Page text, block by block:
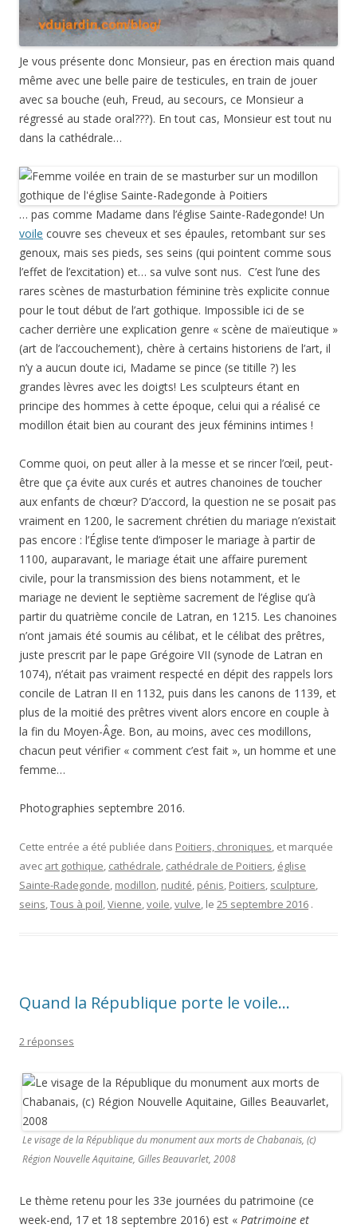
Je vous présente donc Monsieur, pas en érection mais quand
même avec une belle paire de testicules, en train de jouer
avec sa bouche (euh, Freud, au secours, ce Monsieur a
régressé au stade oral???). En tout cas, Monsieur est tout nu
dans la cathédrale…
… pas comme Madame dans l’église Sainte-Radegonde! Un
voile couvre ses cheveux et ses épaules, retombant sur ses
genoux, mais ses pieds, ses seins (qui pointent comme sous
l’effet de l’excitation) et… sa vulve sont nus. C’est l’une des
rares scènes de masturbation féminine très explicite connue
pour le tout début de l’art gothique. Impossible ici de se
cacher derrière une explication genre « scène de maïeutique »
(art de l’accouchement), chère à certains historiens de l’art, il
n’y a aucun doute ici, Madame se pince (se titille ?) les
grandes lèvres avec les doigts! Les sculpteurs étant en
principe des hommes à cette époque, celui qui a réalisé ce
modillon était bien au courant des jeux féminins intimes !
Comme quoi, on peut aller à la messe et se rincer l’œil, peut-
être que ça évite aux curés et autres chanoines de toucher
aux enfants de chœur? D’accord, la question ne se posait pas
vraiment en 1200, le sacrement chrétien du mariage n’existait
pas encore : l’Église tente d’imposer le mariage à partir de
1100, auparavant, le mariage était une affaire purement
civile, pour la transmission des biens notamment, et le
mariage ne devient le septième sacrement de l’église qu’à
partir du quatrième concile de Latran, en 1215. Les chanoines
n’ont jamais été soumis au célibat, et le célibat des prêtres,
juste prescrit par le pape Grégoire VII (synode de Latran en
1074), n’était pas vraiment respecté en dépit des rappels lors
concile de Latran II en 1132, puis dans les canons de 1139, et
plus de la moitié des prêtres vivent alors encore en couple à
la fin du Moyen-Âge. Bon, au moins, avec ces modillons,
chacun peut vérifier « comment c’est fait », un homme et une
femme…
Photographies septembre 2016.
Cette entrée a été publiée dans Poitiers, chroniques, et marquée
avec art gothique, cathédrale, cathédrale de Poitiers, église
Sainte-Radegonde, modillon, nudité, pénis, Poitiers, sculpture,
seins,Tous à poil,Vienne,voile,vulve, le 25 septembre 2016 .
Quand la République porte le voile…
2 réponses
Le visage de la République du monument aux morts de Chabanais, (c)
Région Nouvelle Aquitaine, Gilles Beauvarlet, 2008
Le thème retenu pour les 33e journées du patrimoine (ce
week-end, 17 et 18 septembre 2016) est « Patrimoine et